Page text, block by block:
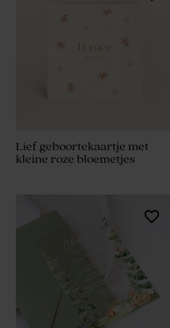
Lief geboortekaartje met
kleine roze bloemetjes